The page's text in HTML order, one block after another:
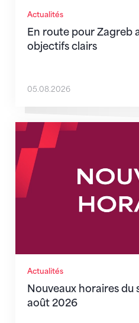
Actualités
En route pour Zagreb
objectifs clairs
05.08.2026
Actualités
Nouveaux horaires du
août 2026
Nouveaux horaires du